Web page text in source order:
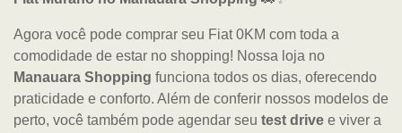
Agora você pode comprar seu Fiat 0KM com toda a
comodidade de estar no shopping! Nossa loja no
Manauara Shopping funciona todos os dias, oferecendo
praticidade e conforto. Além de conferir nossos modelos de
perto, você também pode agendar seu test drive e viver a